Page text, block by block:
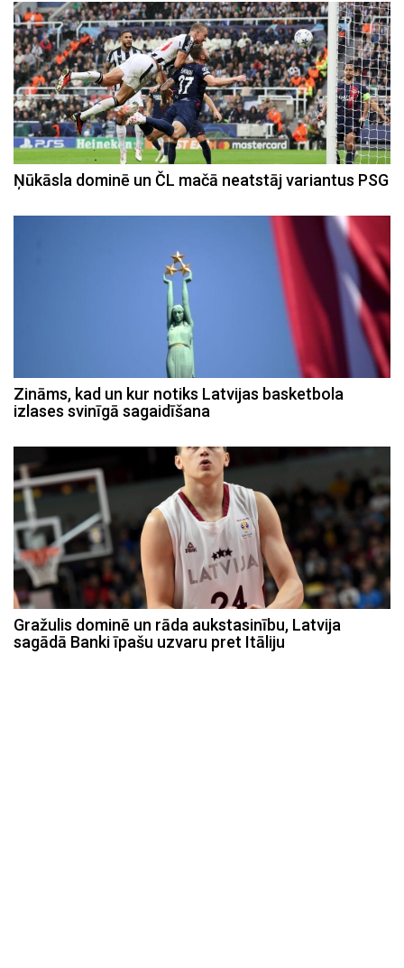
Ņūkāsla dominē un ČL mačā neatstāj variantus PSG
Zināms, kad un kur notiks Latvijas basketbola
izlases svinīgā sagaidīšana
Gražulis dominē un rāda aukstasinību, Latvija
sagādā Banki īpašu uzvaru pret Itāliju